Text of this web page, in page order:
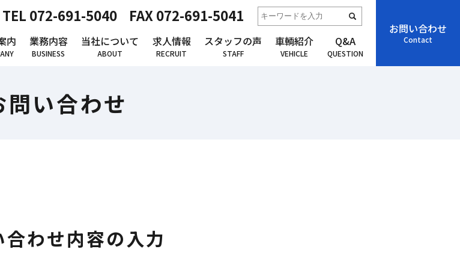
内 業務内容
BUSINESS
当社について
ABOUT
求人情報
RECRUIT
スタッフの声
STAFF
車輌紹介
VEHICLE
Q&A
QUESTION
TEL 072-691-5040 FAX 072-691-5041
お問い合わせ
Contact
問い合わせ
合わせ内容の入力